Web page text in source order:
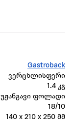
Gastroback
ვერცხლისფერი
1.4 კგ
უჟანგავი ფოლადი
18/10
140 x 210 x 250 მმ